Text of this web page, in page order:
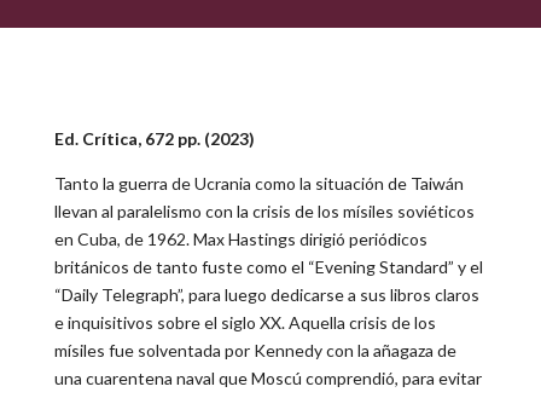
Ed. Crítica, 672 pp. (2023)
Tanto la guerra de Ucrania como la situación de Taiwán
llevan al paralelismo con la crisis de los mísiles soviéticos
en Cuba, de 1962. Max Hastings dirigió periódicos
británicos de tanto fuste como el “Evening Standard” y el
“Daily Telegraph”, para luego dedicarse a sus libros claros
e inquisitivos sobre el siglo XX. Aquella crisis de los
mísiles fue solventada por Kennedy con la añagaza de
una cuarentena naval que Moscú comprendió, para evitar